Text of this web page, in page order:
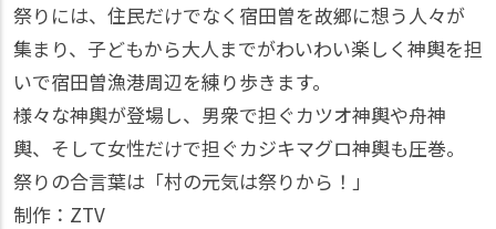
祭りには、住民だけでなく宿田曽を故郷に想う人々が
集まり、子どもから大人までがわいわい楽しく神輿を担
いで宿田曽漁港周辺を練り歩きます。
様々な神輿が登場し、男衆で担ぐカツオ神輿や舟神
輿、そして女性だけで担ぐカジキマグロ神輿も圧巻。
祭りの合言葉は「村の元気は祭りから！」
制作：ZTV